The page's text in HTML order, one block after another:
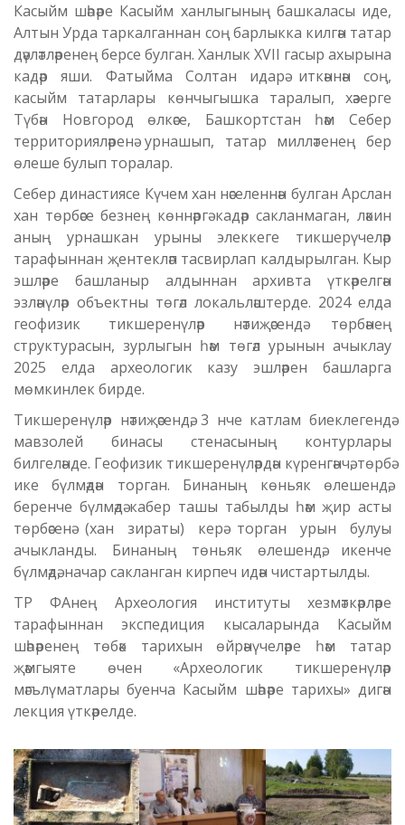
Касыйм шәһәре Касыйм ханлыгының башкаласы иде,
Алтын Урда таркалганнан соң барлыкка килгән татар
дәүләтләренең берсе булган. Ханлык XVII гасыр ахырына
кадәр яши. Фатыйма Солтан идарә иткәннән соң,
касыйм татарлары көнчыгышка таралып, хәзерге
Түбән Новгород өлкәсе, Башкортстан һәм Себер
территорияләренә урнашып, татар милләтенең бер
өлеше булып торалар.
Себер династиясе Күчем хан нәселеннән булган Арслан
хан төрбәсе безнең көннәргә кадәр сакланмаган, ләкин
аның урнашкан урыны элеккеге тикшерүчеләр
тарафыннан җентекләп тасвирлап калдырылган. Кыр
эшләре башланыр алдыннан архивта үткәрелгән
эзләнүләр объектны төгәл локальләштерде. 2024 елда
геофизик тикшеренүләр нәтиҗәсендә төрбәнең
структурасын, зурлыгын һәм төгәл урынын ачыклау
2025 елда археологик казу эшләрен башларга
мөмкинлек бирде.
Тикшеренүләр нәтиҗәсендә, 3 нче катлам биеклегендә
мавзолей бинасы стенасының контурлары
билгеләнде. Геофизик тикшеренүләрдән күренгәнчә, төрбә
ике бүлмәдән торган. Бинаның көньяк өлешендә,
беренче бүлмәдә кабер ташы табылды һәм җир асты
төрбәсенә (хан зираты) керә торган урын булуы
ачыкланды. Бинаның төньяк өлешендә, икенче
бүлмәдә, начар сакланган кирпеч идән чистартылды.
ТР ФАнең Археология институты хезмәткәрләре
тарафыннан экспедиция кысаларында Касыйм
шәһәренең төбәк тарихын өйрәнүчеләре һәм татар
җәмгыяте өчен «Археологик тикшеренүләр
мәгълүматлары буенча Касыйм шәһәре тарихы» дигән
лекция үткәрелде.